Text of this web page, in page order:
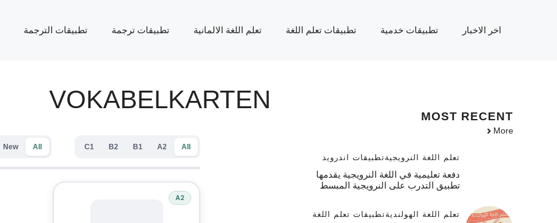
اخر الاخبار تطبيقات خدمية تطبيقات تعلم اللغة تعلم اللغة الالمانية تطبيقات ترجمة تطبيقات الترجمة
VOKABELKARTEN
All
A2
B1
B2
C1
All
New
A2
MOST RECENT
More
تعلم اللغة النرويجيةتطبيقات اندرويد
دفعة تعليمية في اللغة النرويجية يقدمها
تطبيق التدرب على النرويجية المبسط
تعلم اللغة الهولنديةتطبيقات تعلم اللغة